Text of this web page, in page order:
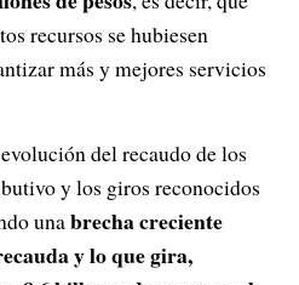
recursos se hubiesen
más y mejores servicios
del recaudo de los
y los giros reconocidos
unabrecha creciente
y lo que gira,